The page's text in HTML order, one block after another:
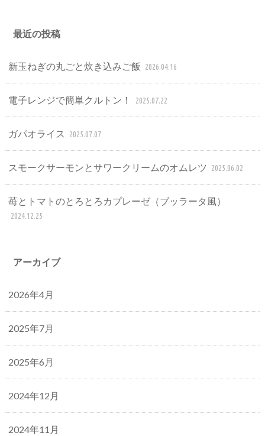
最近の投稿
新玉ねぎの丸ごと炊き込みご飯 2026.04.16
電子レンジで簡単クルトン！ 2025.07.22
ガパオライス 2025.07.07
スモークサーモンとサワークリームのオムレツ 2025.06.02
苺とトマトのとろとろカプレーゼ（ブッラータ風）
2024.12.25
アーカイブ
2026年4月
2025年7月
2025年6月
2024年12月
2024年11月